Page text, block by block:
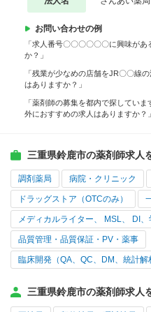
お問い合わせの例
「求人番号〇〇〇〇〇〇に興味が
か？」
「残業が少なめの店舗をJR〇〇線
はありますか？」
「薬剤師の募集を都内で探してい
外におすすめの求人はありますか？
三重県鈴鹿市の薬剤師求人
調剤薬局 病院・クリニック
ドラッグストア（OTCのみ）
メディカルライター、 MSL、 DI、
品質管理・品質保証・PV・薬事
臨床開発（QA、QC、DM、統計解
三重県鈴鹿市の薬剤師求人